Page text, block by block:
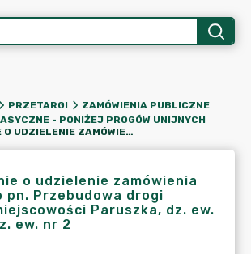
PRZETARGI
ZAMÓWIENIA PUBLICZNE
- PONIŻEJ PROGÓW UNIJNYCH
POSTĘPOWANIE O UDZIELENIE ZAMÓWIENIA PUBLICZNEGO PN. PRZEBUDOWA DROGI GMINNEJ W MIEJSCOWOŚCI PARUSZKA, DZ. EW. NR 394/1 I DZ. EW. NR 2
o udzielenie zamówienia
pn. Przebudowa drogi
Paruszka, dz. ew.
ew. nr 2